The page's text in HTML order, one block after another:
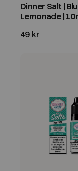
Dinner Salt |
Lemonade |
49 kr